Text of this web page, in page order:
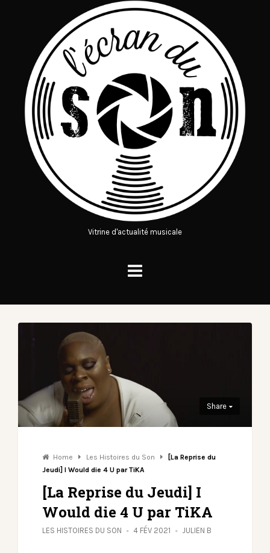
Vitrine d'actualité musicale
Share
Home Les Histoires du Son
[La Reprise du
Jeudi] I Would die 4 U par TiKA
[La Reprise du Jeudi] I
Would die 4 U par TiKA
LES HISTOIRES DU SON 4 FÉV 2021 JULIEN B